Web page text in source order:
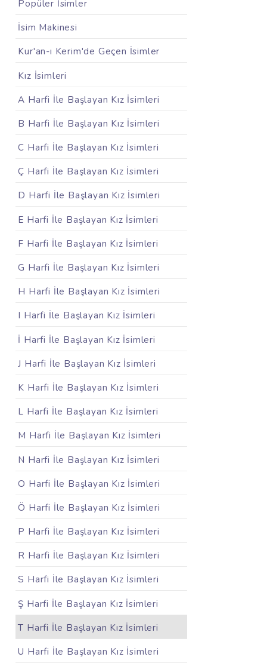
Popüler İsimler
İsim Makinesi
Kur'an-ı Kerim'de Geçen İsimler
Kız İsimleri
A Harfi İle Başlayan Kız İsimleri
B Harfi İle Başlayan Kız İsimleri
C Harfi İle Başlayan Kız İsimleri
Ç Harfi İle Başlayan Kız İsimleri
D Harfi İle Başlayan Kız İsimleri
E Harfi İle Başlayan Kız İsimleri
F Harfi İle Başlayan Kız İsimleri
G Harfi İle Başlayan Kız İsimleri
H Harfi İle Başlayan Kız İsimleri
I Harfi İle Başlayan Kız İsimleri
İ Harfi İle Başlayan Kız İsimleri
J Harfi İle Başlayan Kız İsimleri
K Harfi İle Başlayan Kız İsimleri
L Harfi İle Başlayan Kız İsimleri
M Harfi İle Başlayan Kız İsimleri
N Harfi İle Başlayan Kız İsimleri
O Harfi İle Başlayan Kız İsimleri
Ö Harfi İle Başlayan Kız İsimleri
P Harfi İle Başlayan Kız İsimleri
R Harfi İle Başlayan Kız İsimleri
S Harfi İle Başlayan Kız İsimleri
Ş Harfi İle Başlayan Kız İsimleri
T Harfi İle Başlayan Kız İsimleri
U Harfi İle Başlayan Kız İsimleri